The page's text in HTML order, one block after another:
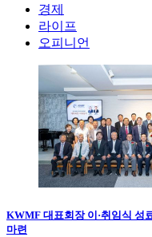
경제
라이프
오피니언
KWMF 대표회장 이·취임식 성
마련